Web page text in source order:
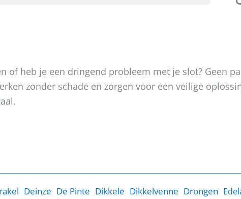
of heb je een dringend probleem met je slot? Geen
zonder schade en zorgen voor een veilige
Deinze De Pinte Dikkele Dikkelvenne Drongen